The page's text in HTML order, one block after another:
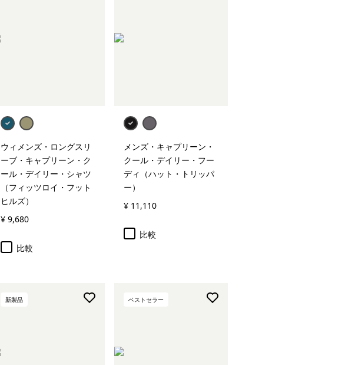
ウィメンズ・ロングスリ
ーブ・キャプリーン・ク
ール・デイリー・シャツ
（フィッツロイ・フット
ヒルズ）
¥ 9,680
比較
メンズ・キャプリーン・
クール・デイリー・フー
ディ（ハット・トリッパ
ー）
¥ 11,110
比較
新製品 ベストセラー